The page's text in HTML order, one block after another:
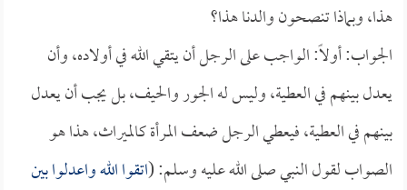
هذا، وبماذا تنصحون والدنا هذا؟
الجواب: أولاً: الواجب على الرجل أن يتقي الله في أولاده، وأن
يعدل بينهم في العطية، وليس له الجور والحيف، بل يجب أن يعدل
بينهم في العطية، فيعطي الرجل ضعف المرأة كالميراث، هذا هو
الصواب لقول النبي صلى الله عليه وسلم: (اتقوا الله واعدلوا بين